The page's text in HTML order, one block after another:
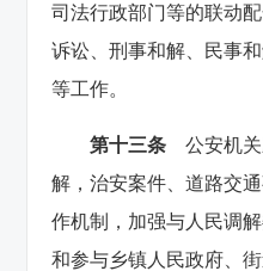
司法行政部门等的联动
诉讼、刑事和解、民事
等工作。
第十三条 公安机关
解，治安案件、道路交
作机制，加强与人民调
和参与乡镇人民政府、